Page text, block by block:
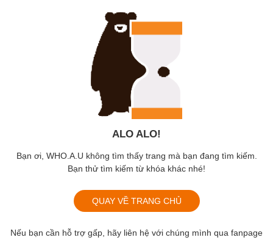
ALO ALO!
Bạn ơi, WHO.A.U không tìm thấy trang mà bạn đang tìm kiếm.
Bạn thử tìm kiếm từ khóa khác nhé!
QUAY VỀ TRANG CHỦ
Nếu bạn cần hỗ trợ gấp, hãy liên hệ với chúng mình qua fanpage